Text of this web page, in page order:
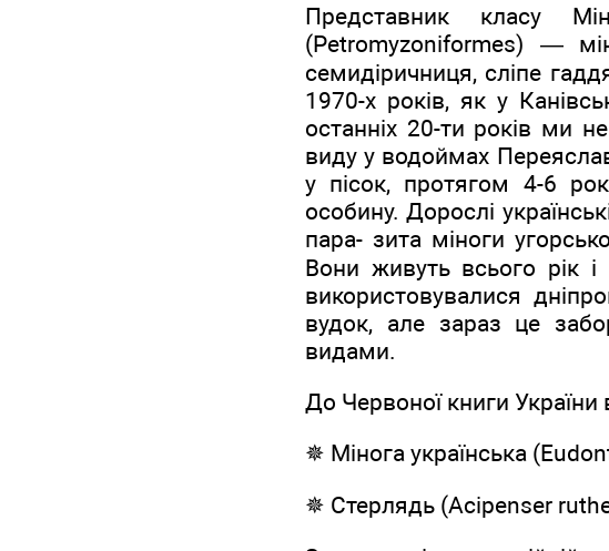
Представник класу
(Petromyzoniformes) —
семидіричниця, сліпе
1970-х років, як у
останніх 20-ти років ми
виду у водоймах
у пісок, протягом 4-6
особину. Дорослі
пара- зита міноги
Вони живуть всього рік і
використовувалися
вудок, але зараз це
видами.
До Червоної книги України
✵ Мінога українська
✵ Стерлядь (Acipenser